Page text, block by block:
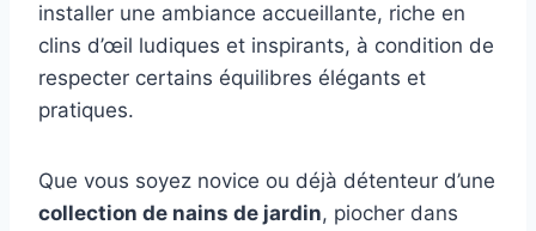
installer une ambiance accueillante, riche en
clins d’œil ludiques et inspirants, à condition de
respecter certains équilibres élégants et
pratiques.
Que vous soyez novice ou déjà détenteur d’une
collection de nains de jardin, piocher dans